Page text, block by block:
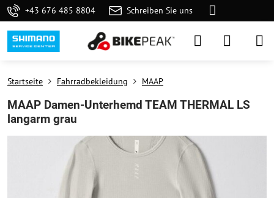
+43 676 485 8804 Schreiben Sie uns
Startseite Fahrradbekleidung MAAP
MAAP Damen-Unterhemd TEAM THERMAL LS
langarm grau